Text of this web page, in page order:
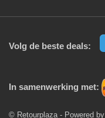
Volg de beste deals:
In samenwerking met:
© Retourplaza - Powered by